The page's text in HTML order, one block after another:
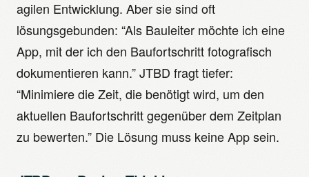
agilen Entwicklung. Aber sie sind oft
lösungsgebunden: “Als Bauleiter möchte ich eine
App, mit der ich den Baufortschritt fotografisch
dokumentieren kann.” JTBD fragt tiefer:
“Minimiere die Zeit, die benötigt wird, um den
aktuellen Baufortschritt gegenüber dem Zeitplan
zu bewerten.” Die Lösung muss keine App sein.